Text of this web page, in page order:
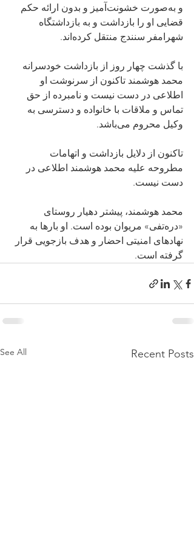
و به‌صورت خشونت‌آميز و بدون ارائه حکم
قضایی او را بازداشت و به بازداشتگاه
شهرامفر سنندج منتقل کرده‌اند.
با گذشت چهار روز از بازداشت خودسرانه
محمد هوشمند تاکنون از سرنوشت او
اطلاعی در دست نیست و نامبرده از حق
تماس و ملاقات با خانواده و دسترسی به
وکیل محروم می‌باشد.
تاکنون از دلایل بازداشت و اتهامات
مطروحه علیه محمد هوشمند اطلاعی در
دست نیست.
محمد هوشمند، پیشتر دهیار روستای
«درەتفی» مریوان بوده است. او بارها به
نهادهای امنیتی احضار و هدف بازجویی قرار
گرفته است.
Recent Posts
See All